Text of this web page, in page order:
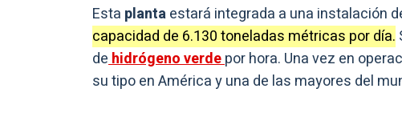
Esta plantaestará integrada a una instalación
capacidad de 6.130 toneladas métricas por día.
dehidrógeno verdepor hora. Una vez en
su tipo en América y una de las mayores del